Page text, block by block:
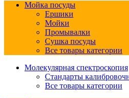
Мойка посуды
Ершики
Мойки
Промывалки
Сушка посуды
Все товары категории
Молекулярная спектроскопия
Стандарты
Все товары категории